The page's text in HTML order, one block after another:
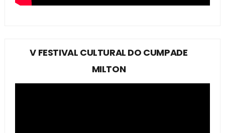
V FESTIVAL CULTURAL DO CUMPADE
MILTON